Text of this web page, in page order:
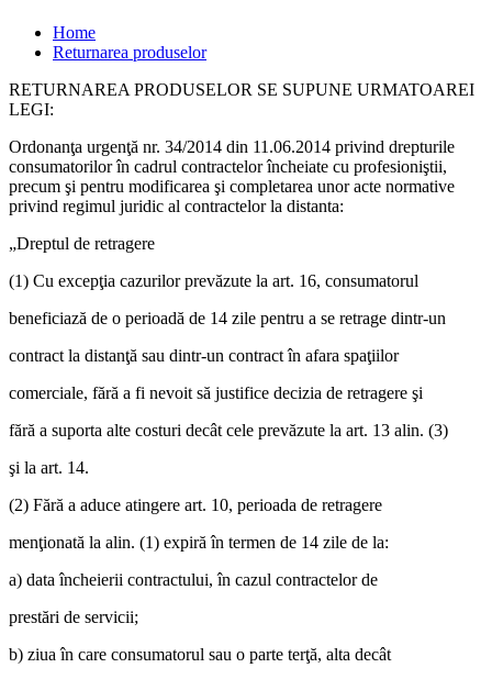
Home
Returnarea produselor
RETURNAREA PRODUSELOR SE SUPUNE URMATOAREI
LEGI:
Ordonanţa urgenţă nr. 34/2014 din 11.06.2014 privind drepturile
consumatorilor în cadrul contractelor încheiate cu profesioniştii,
precum şi pentru modificarea şi completarea unor acte normative
privind regimul juridic al contractelor la distanta:
„Dreptul de retragere
(1) Cu excepţia cazurilor prevăzute la art. 16, consumatorul
beneficiază de o perioadă de 14 zile pentru a se retrage dintr-un
contract la distanţă sau dintr-un contract în afara spaţiilor
comerciale, fără a fi nevoit să justifice decizia de retragere şi
fără a suporta alte costuri decât cele prevăzute la art. 13 alin. (3)
şi la art. 14.
(2) Fără a aduce atingere art. 10, perioada de retragere
menţionată la alin. (1) expiră în termen de 14 zile de la:
a) data încheierii contractului, în cazul contractelor de
prestări de servicii;
b) ziua în care consumatorul sau o parte terţă, alta decât